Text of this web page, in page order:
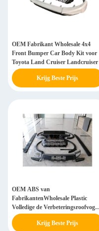
OEM Fabrikant Wholesale 4x4
Front Bumper Car Body Kit voor
Toyota Land Cruiser Landcruiser
Krijg Beste Prijs
OEM ABS van
FabrikantenWholesale Plastic
Volledige de Verbeteringsroofvogel
van Lichaamskit for ford F150
2014+
Krijg Beste Prijs